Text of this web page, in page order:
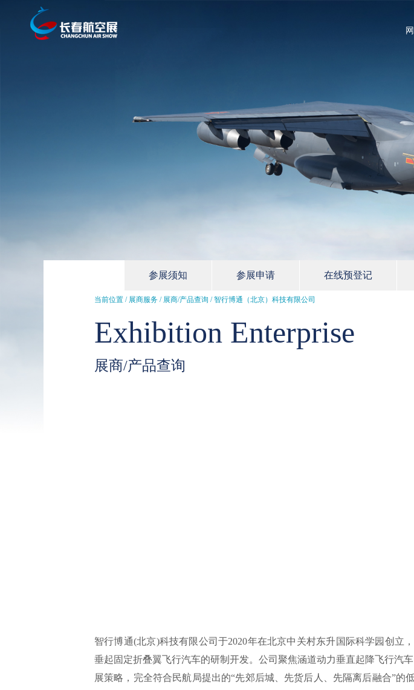
参展须知 参展申请 在线预登记
当前位置 / 展商服务 / 展商/产品查询 / 智行博通（北京）科技有限公司
Exhibition Enterprise
展商/产品查询
智行博通(北京)科技有限公司于2020年在北京中关村东升国际科学园创
垂起固定折叠翼飞行汽车的研制开发。公司聚焦涵道动力垂直起降飞行汽
展策略，完全符合民航局提出的“先郊后城、先货后人、先隔离后融合”